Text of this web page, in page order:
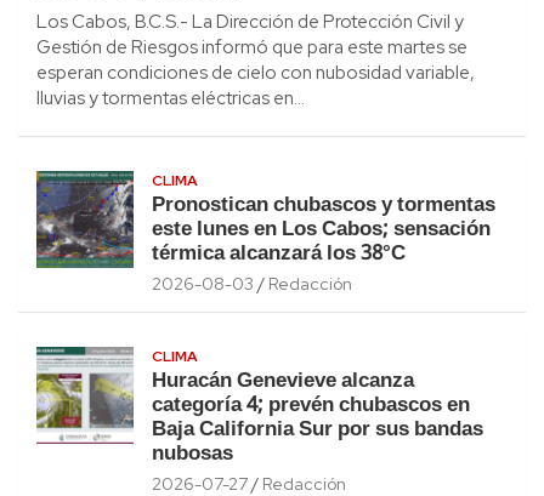
Los Cabos, B.C.S.- La Dirección de Protección Civil y
Gestión de Riesgos informó que para este martes se
esperan condiciones de cielo con nubosidad variable,
lluvias y tormentas eléctricas en…
CLIMA
Pronostican chubascos y tormentas
este lunes en Los Cabos; sensación
térmica alcanzará los 38°C
2026-08-03 Redacción
CLIMA
Huracán Genevieve alcanza
categoría 4; prevén chubascos en
Baja California Sur por sus bandas
nubosas
2026-07-27 Redacción